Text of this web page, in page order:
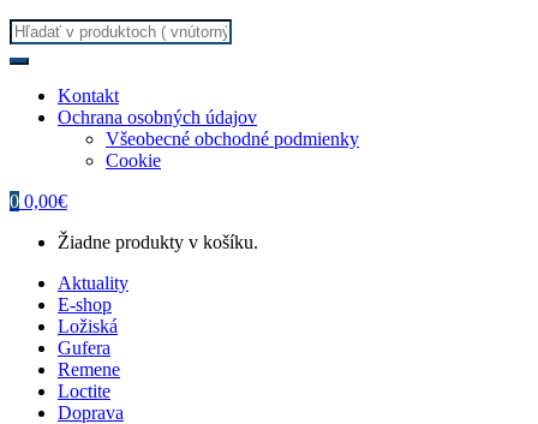
Search
for:
Kontakt
Ochrana osobných údajov
Všeobecné obchodné podmienky
Cookie
0 0,00€
Žiadne produkty v košíku.
Aktuality
E-shop
Ložiská
Gufera
Remene
Loctite
Doprava